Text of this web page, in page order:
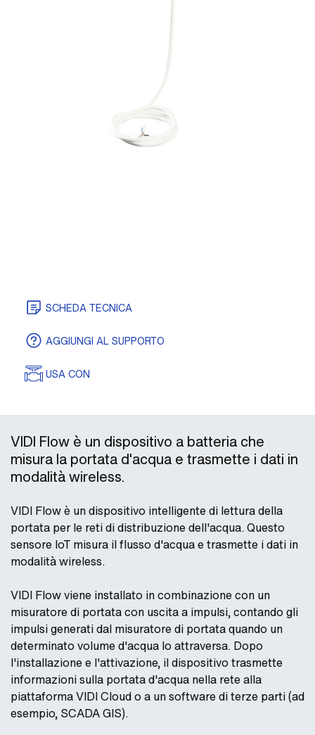
SCHEDA TECNICA
AGGIUNGI AL SUPPORTO
USA CON
VIDI Flow è un dispositivo a batteria che
misura la portata d'acqua e trasmette i dati in
modalità wireless.
VIDI Flow è un dispositivo intelligente di lettura della
portata per le reti di distribuzione dell'acqua. Questo
sensore IoT misura il flusso d'acqua e trasmette i dati in
modalità wireless.
VIDI Flow viene installato in combinazione con un
misuratore di portata con uscita a impulsi, contando gli
impulsi generati dal misuratore di portata quando un
determinato volume d'acqua lo attraversa. Dopo
l'installazione e l'attivazione, il dispositivo trasmette
informazioni sulla portata d'acqua nella rete alla
piattaforma VIDI Cloud o a un software di terze parti (ad
esempio, SCADA GIS).